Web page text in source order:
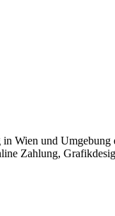
Wien und Umgebung
Zahlung,